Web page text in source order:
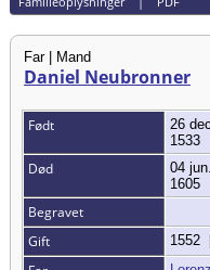
Far | Mand
Daniel Neubronner
Født
26 dec.
1533
Død
04 jun.
1605
Begravet
Gift
1552